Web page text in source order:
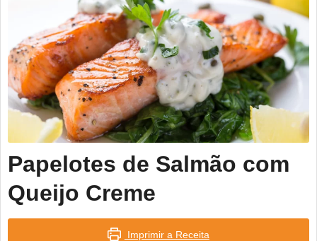
Papelotes de Salmão com
Queijo Creme
Imprimir a Receita